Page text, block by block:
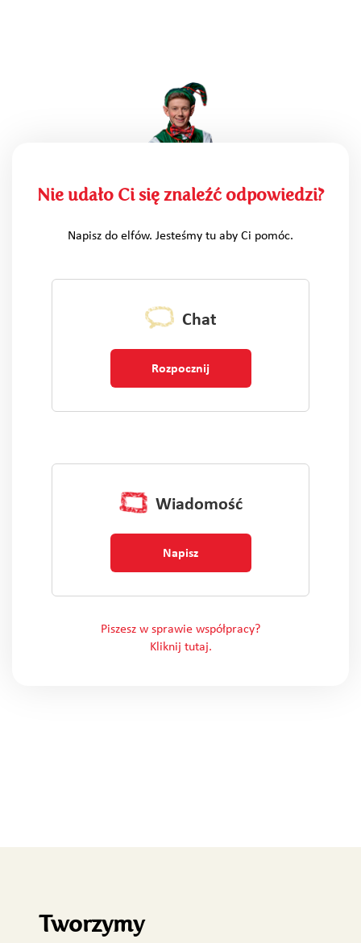
Nie udało Ci się znaleźć odpowiedzi?
Napisz do elfów. Jesteśmy tu aby Ci pomóc.
Chat
Rozpocznij
Wiadomość
Napisz
Piszesz w sprawie współpracy?
Kliknij tutaj.
Tworzymy